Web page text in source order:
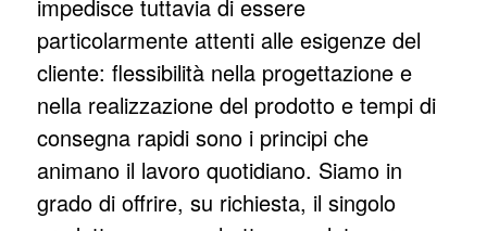
impedisce tuttavia di essere
particolarmente attenti alle esigenze del
cliente: flessibilità nella progettazione e
nella realizzazione del prodotto e tempi di
consegna rapidi sono i principi che
animano il lavoro quotidiano. Siamo in
grado di offrire, su richiesta, il singolo